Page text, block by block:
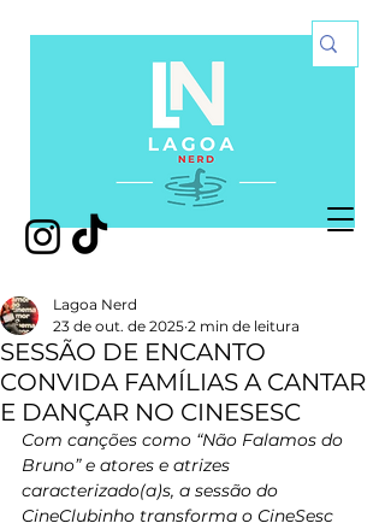
SESSÃO DE ENCANTO
CONVIDA FAMÍLIAS A CANTAR
E DANÇAR NO CINESESC
Lagoa Nerd
23 de out. de 2025 2 min de leitura
Com canções como “Não Falamos do
Bruno” e atores e atrizes
caracterizado(a)s, a sessão do
CineClubinho transforma o CineSesc